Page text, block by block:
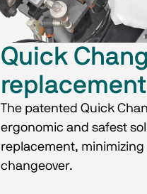
Quick
The patented Quick
ergonomic and safest
replacement,
changeover.